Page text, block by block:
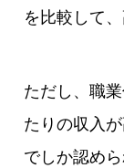
を比較して
ただし、職
たりの収入
でしか認め